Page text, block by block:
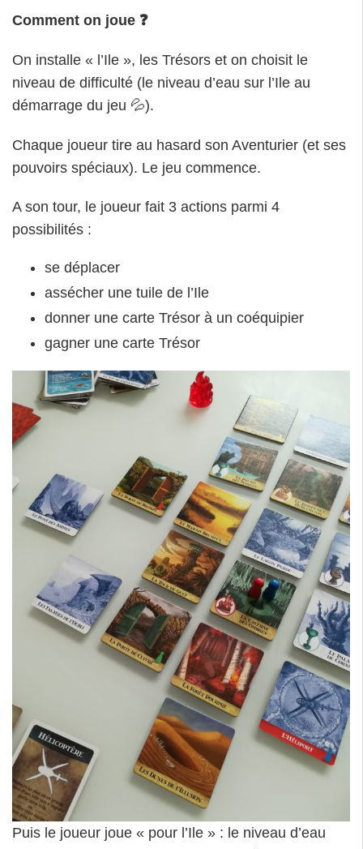
Comment on joue ❓
On installe « l’Ile », les Trésors et on choisit le
niveau de difficulté (le niveau d’eau sur l’Ile au
démarrage du jeu 💦).
Chaque joueur tire au hasard son Aventurier (et ses
pouvoirs spéciaux). Le jeu commence.
A son tour, le joueur fait 3 actions parmi 4
possibilités :
se déplacer
assécher une tuile de l’Ile
donner une carte Trésor à un coéquipier
gagner une carte Trésor
Puis le joueur joue « pour l’Ile » : le niveau d’eau